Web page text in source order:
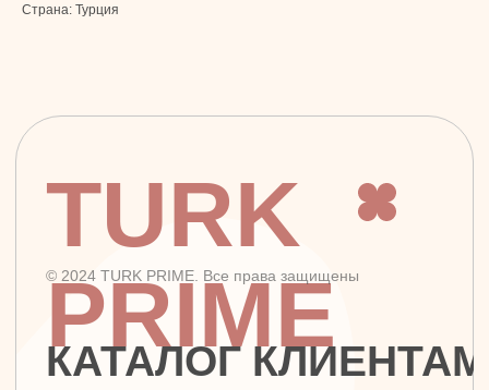
Страна: Турция
г. Москва, ул. Золотая, 11, Бизнес-центр